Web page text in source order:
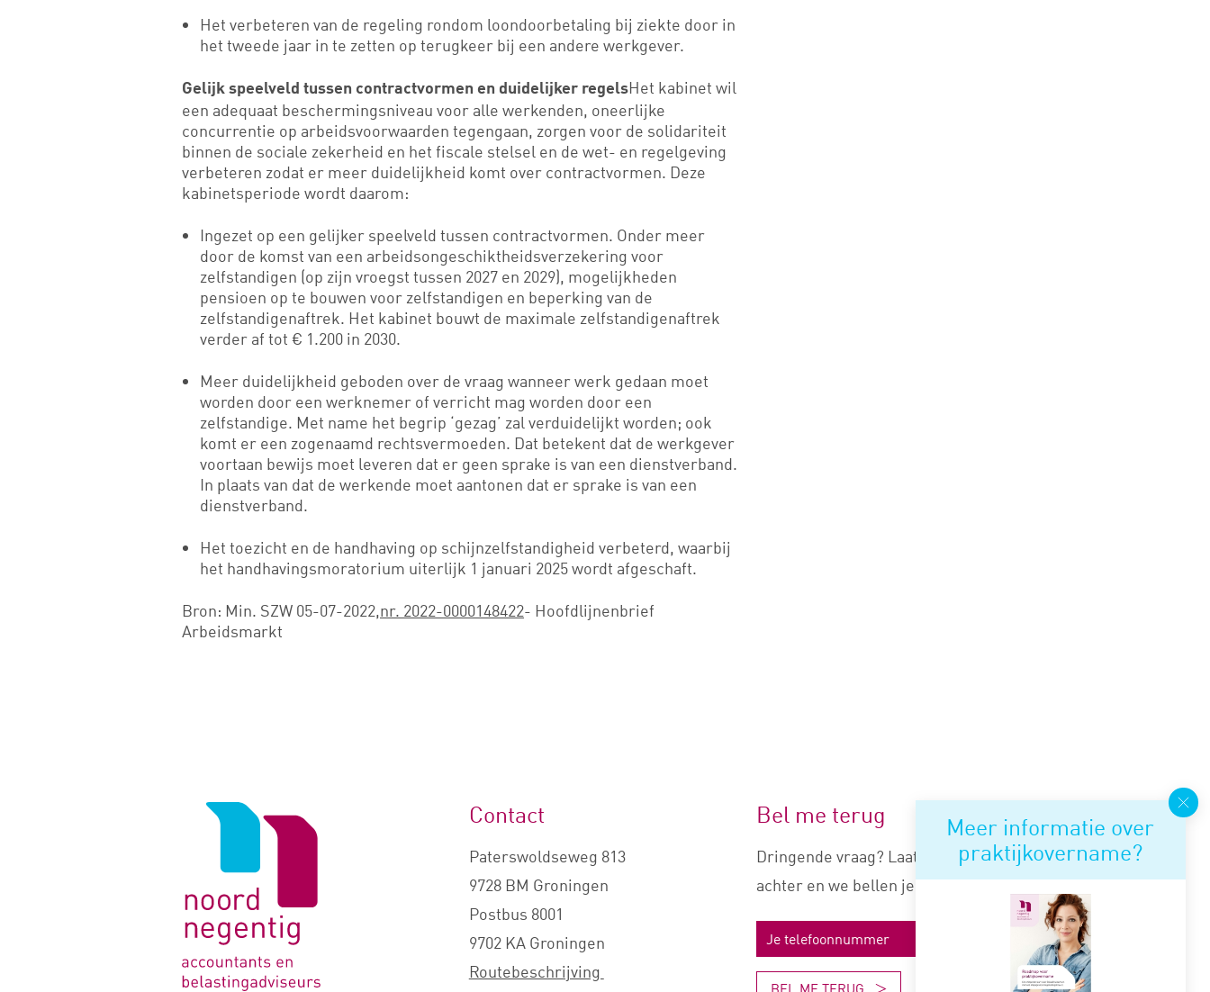
Het verbeteren van de regeling rondom loondoorbetaling bij ziekte door in
het tweede jaar in te zetten op terugkeer bij een andere werkgever.
Gelijk speelveld tussen contractvormen en duidelijker regelsHet kabinet wil
een adequaat beschermingsniveau voor alle werkenden, oneerlijke
concurrentie op arbeidsvoorwaarden tegengaan, zorgen voor de solidariteit
binnen de sociale zekerheid en het fiscale stelsel en de wet- en regelgeving
verbeteren zodat er meer duidelijkheid komt over contractvormen. Deze
kabinetsperiode wordt daarom:
Ingezet op een gelijker speelveld tussen contractvormen. Onder meer
door de komst van een arbeidsongeschiktheidsverzekering voor
zelfstandigen (op zijn vroegst tussen 2027 en 2029), mogelijkheden
pensioen op te bouwen voor zelfstandigen en beperking van de
zelfstandigenaftrek. Het kabinet bouwt de maximale zelfstandigenaftrek
verder af tot € 1.200 in 2030.
Meer duidelijkheid geboden over de vraag wanneer werk gedaan moet
worden door een werknemer of verricht mag worden door een
zelfstandige. Met name het begrip ‘gezag’ zal verduidelijkt worden; ook
komt er een zogenaamd rechtsvermoeden. Dat betekent dat de werkgever
voortaan bewijs moet leveren dat er geen sprake is van een dienstverband.
In plaats van dat de werkende moet aantonen dat er sprake is van een
dienstverband.
Het toezicht en de handhaving op schijnzelfstandigheid verbeterd, waarbij
het handhavingsmoratorium uiterlijk 1 januari 2025 wordt afgeschaft.
Bron: Min. SZW 05-07-2022,nr. 2022-0000148422- Hoofdlijnenbrief
Arbeidsmarkt
Meer informatie over
praktijkovername?
Logo
Contact
Paterswoldseweg 813
9728 BM Groningen
Postbus 8001
9702 KA Groningen
Routebeschrijving
Bel me terug
Dringende vraag? Laat je nummer
achter en we bellen je snel terug.
BEL ME TERUG